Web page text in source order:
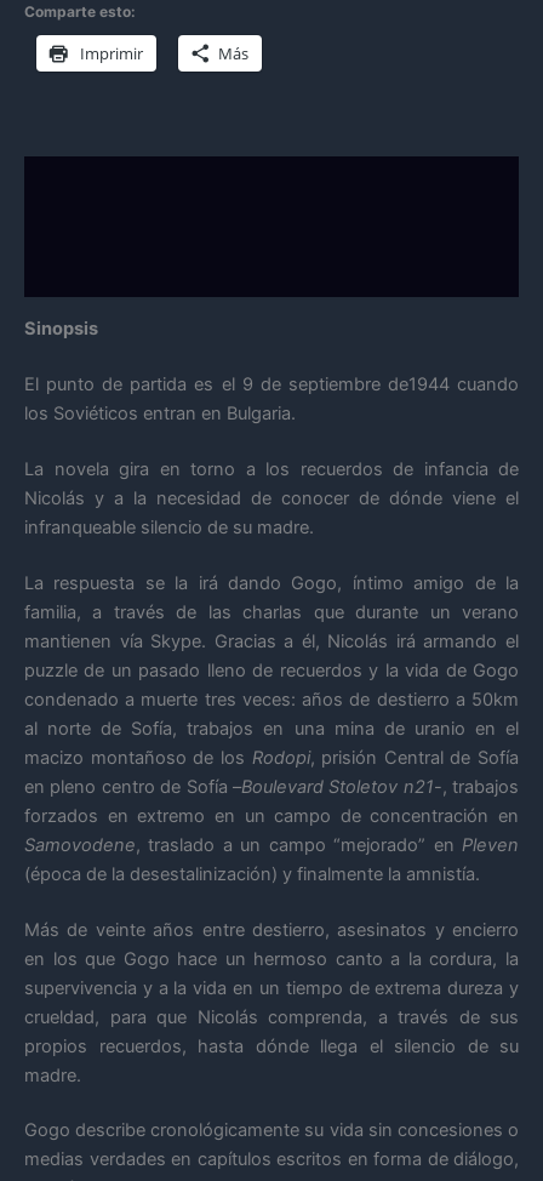
Comparte esto:
Imprimir Más
Sinopsis
El punto de partida es el 9 de septiembre de1944 cuando
los Soviéticos entran en Bulgaria.
La novela gira en torno a los recuerdos de infancia de
Nicolás y a la necesidad de conocer de dónde viene el
infranqueable silencio de su madre.
La respuesta se la irá dando Gogo, íntimo amigo de la
familia, a través de las charlas que durante un verano
mantienen vía Skype. Gracias a él, Nicolás irá armando el
puzzle de un pasado lleno de recuerdos y la vida de Gogo
condenado a muerte tres veces: años de destierro a 50km
al norte de Sofía, trabajos en una mina de uranio en el
macizo montañoso de los Rodopi, prisión Central de Sofía
en pleno centro de Sofía –Boulevard Stoletov n21-, trabajos
forzados en extremo en un campo de concentración en
Samovodene, traslado a un campo “mejorado” en Pleven
(época de la desestalinización) y finalmente la amnistía.
Más de veinte años entre destierro, asesinatos y encierro
en los que Gogo hace un hermoso canto a la cordura, la
supervivencia y a la vida en un tiempo de extrema dureza y
crueldad, para que Nicolás comprenda, a través de sus
propios recuerdos, hasta dónde llega el silencio de su
madre.
Gogo describe cronológicamente su vida sin concesiones o
medias verdades en capítulos escritos en forma de diálogo,